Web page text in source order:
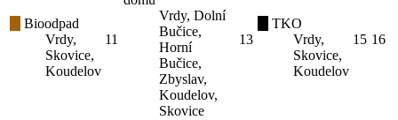
Bioodpad
Vrdy,
Skovice,
Koudelov
11
Vrdy, Dolní
Bučice,
Horní
Bučice,
Zbyslav,
Koudelov,
Skovice
13
TKO
Vrdy,
Skovice,
Koudelov
15 16